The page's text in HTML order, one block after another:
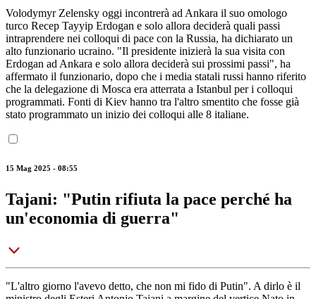
Volodymyr Zelensky oggi incontrerà ad Ankara il suo omologo
turco Recep Tayyip Erdogan e solo allora deciderà quali passi
intraprendere nei colloqui di pace con la Russia, ha dichiarato un
alto funzionario ucraino. "Il presidente inizierà la sua visita con
Erdogan ad Ankara e solo allora deciderà sui prossimi passi", ha
affermato il funzionario, dopo che i media statali russi hanno riferito
che la delegazione di Mosca era atterrata a Istanbul per i colloqui
programmati. Fonti di Kiev hanno tra l'altro smentito che fosse già
stato programmato un inizio dei colloqui alle 8 italiane.
15 Mag 2025 - 08:55
Tajani: "Putin rifiuta la pace perché ha
un'economia di guerra"
"L'altro giorno l'avevo detto, che non mi fido di Putin". A dirlo è il